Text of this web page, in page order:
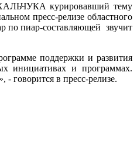
курировавший тему
пресс-релизе областного
по пиар-составляющей звучит
поддержки и развития
инициативах и программах.
говорится в пресс-релизе.